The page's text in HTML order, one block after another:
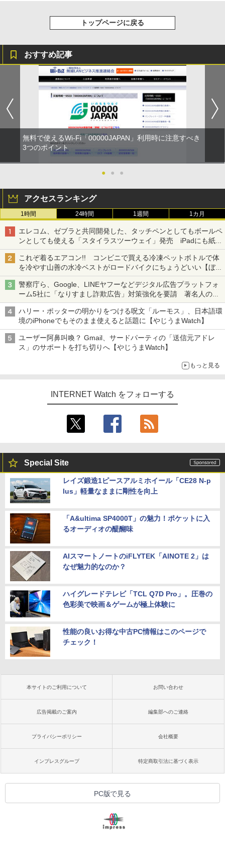
トップページに戻る
おすすめ記事
無料で使えるWi-Fi「00000JAPAN」利用時に注意すべき
3つのポイント
● ● ●
アクセスランキング
1時間 24時間 1週間 1カ月
エレコム、ゼブラと共同開発した、タッチペンとしてもボールペ
ンとしても使える「スタイラスツーウェイ」発売 iPadにも紙に
も、持ち替えずに書き込める
これぞ着るエアコン!! コンビニで買える冷凍ペットボトルで体
を冷やす山善の水冷ベストがロードバイクにちょうどいい【ぼっ
ち・ざ・ろーど！その14】【空いた時間でなにしてる？】
警察庁ら、Google、LINEヤフーなどデジタル広告プラットフォ
ーム5社に「なりすまし詐欺広告」対策強化を要請 著名人の写
真や映像を使った投資詐欺などへの対策として
ハリー・ポッターの明かりをつける呪文「ルーモス」、日本語環
境のiPhoneでもそのまま使えると話題に【やじうまWatch】
ユーザー阿鼻叫喚？ Gmail、サードパーティの「送信元アドレ
ス」のサポートを打ち切りへ【やじうまWatch】
もっと見る
INTERNET Watch をフォローする
Special Site
レイズ鍛造1ピースアルミホイール「CE28 N-p
lus」軽量なままに剛性を向上
「A&ultima SP4000T」の魅力！ポケットに入
るオーディオの醍醐味
AIスマートノートのiFLYTEK「AINOTE 2」は
なぜ魅力的なのか？
ハイグレードテレビ「TCL Q7D Pro」。圧巻の
色彩美で映画＆ゲームが極上体験に
性能の良いお得な中古PC情報はこのページで
チェック！
本サイトのご利用について お問い合わせ
広告掲載のご案内 編集部へのご連絡
プライバシーポリシー 会社概要
インプレスグループ 特定商取引法に基づく表示
PC版で見る